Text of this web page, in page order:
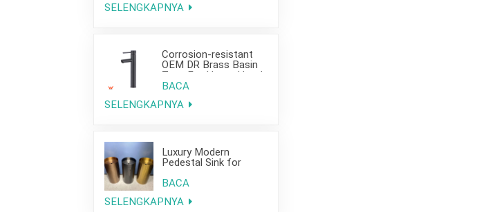
SELENGKAPNYA
Corrosion-resistant
OEM DR Brass Basin
Taps For Home Hotel
Project Use
BACA
SELENGKAPNYA
Luxury Modern
Pedestal Sink for
BACA
SELENGKAPNYA